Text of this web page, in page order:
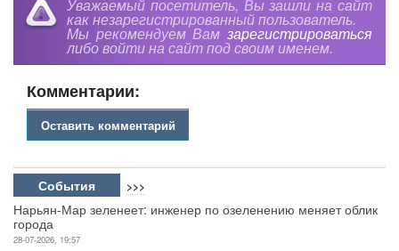
Уважаемый посетитель, Вы зашли на сайт
как незарегистрированный пользователь.
Мы рекомендуем Вам зарегистрироваться
либо войти на сайт под своим именем.
Комментарии:
Оставить комментарий
События >>>
Нарьян-Мар зеленеет: инженер по озеленению меняет облик
города
28-07-2026, 19:57